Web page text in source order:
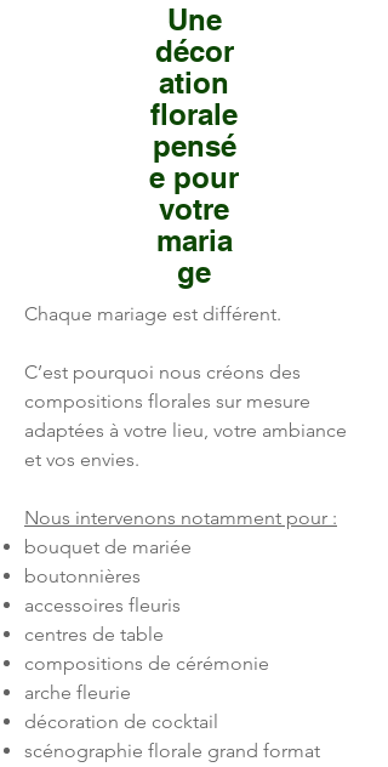
Une
décor
ation
florale
pensé
e pour
votre
maria
ge
Chaque mariage est différent.
C’est pourquoi nous créons des
compositions florales sur mesure
adaptées à votre lieu, votre ambiance
et vos envies.
Nous intervenons notamment pour :
bouquet de mariée
boutonnières
accessoires fleuris
centres de table
compositions de cérémonie
arche fleurie
décoration de cocktail
scénographie florale grand format